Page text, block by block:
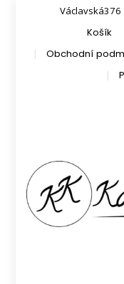
Václavská376
Košík
Obchodní